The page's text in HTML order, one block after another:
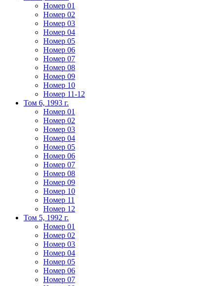
Номер 01
Номер 02
Номер 03
Номер 04
Номер 05
Номер 06
Номер 07
Номер 08
Номер 09
Номер 10
Номер 11-12
Том 6, 1993 г.
Номер 01
Номер 02
Номер 03
Номер 04
Номер 05
Номер 06
Номер 07
Номер 08
Номер 09
Номер 10
Номер 11
Номер 12
Том 5, 1992 г.
Номер 01
Номер 02
Номер 03
Номер 04
Номер 05
Номер 06
Номер 07